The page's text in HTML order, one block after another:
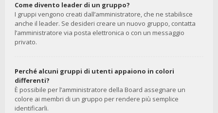
Come divento leader di un gruppo?
I gruppi vengono creati dall’amministratore, che ne stabilisce
anche il leader. Se desideri creare un nuovo gruppo, contatta
l’amministratore via posta elettronica o con un messaggio
privato.
Perché alcuni gruppi di utenti appaiono in colori
differenti?
È possibile per l’amministratore della Board assegnare un
colore ai membri di un gruppo per rendere più semplice
identificarli.